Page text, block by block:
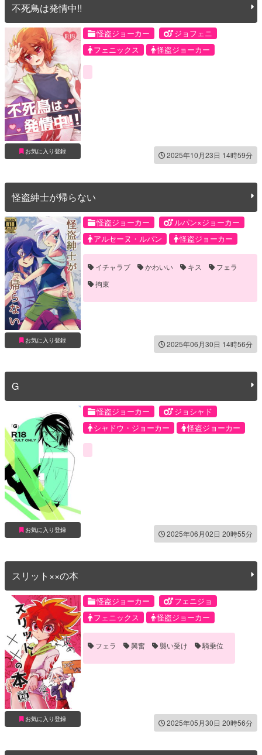
不死鳥は発情中!!
お気に入り登録
怪盗ジョーカー
ジョフェニ
フェニックス
怪盗ジョーカー
2025年10月23日 14時59分
怪盗紳士が帰らない
お気に入り登録
怪盗ジョーカー
ルパン×ジョーカー
アルセーヌ・ルパン
怪盗ジョーカー
イチャラブ かわいい キス
フェラ
拘束
2025年06月30日 14時56分
G
お気に入り登録
怪盗ジョーカー
ジョシャド
シャドウ・ジョーカー
怪盗ジョーカー
2025年06月02日 20時55分
スリット××の本
お気に入り登録
怪盗ジョーカー
フェニジョ
フェニックス
怪盗ジョーカー
フェラ 興奮 襲い受け 騎乗位
2025年05月30日 20時56分